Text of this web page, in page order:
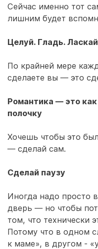
Сейчас именно тот
лишним будет
Целуй. Гладь. Ласкай
По крайней мере
сделаете вы — это
Романтика — это как
полочку
Хочешь чтобы это
— сделай сам.
Сделай паузу
Иногда надо просто
дверь — но чтобы
том, что технически
Потому что в одном
к маме», в другом -